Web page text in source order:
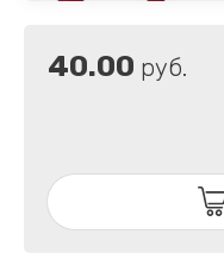
40.00 руб.